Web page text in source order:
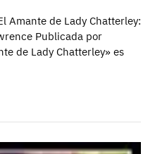
Amante de Lady Chatterley:
Publicada por
de Lady Chatterley» es